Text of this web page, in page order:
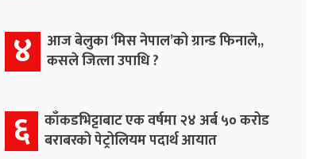
४
आज बेलुका ‘मिस नेपाल’को ग्रान्ड फिनाले,,
कसले जित्ला उपाधि ?
६ काँकडभिट्टाबाट एक वर्षमा २४ अर्ब ५० करोड
बराबरको पेट्रोलियम पदार्थ आयात